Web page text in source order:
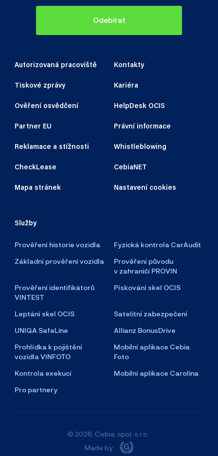
Autorizovaná pracoviště Kontakty
Tiskové zprávy Kariéra
Ověření osvědčení HelpDesk OCIS
Partner EU Právní informace
Reklamace a stížnosti Whistleblowing
CheckLease CebiaNET
Mapa stránek Nastavení cookies
Služby
Prověření historie vozidla
Fyzická kontrola CarAudit
Základní prověření vozidla
Prověření původu
v zahraničí PROVIN
Prověření identifikátorů
VINTEST
Pískování skel OCIS
Leptání skel OCIS
Satelitní zabezpečení
UNIQA SafeLine
Allianz BonusDrive
Prohlídka k pojištění
vozidla VINFOTO
Mobilní aplikace Cebia
Foto
Kontrola exekucí
Mobilní aplikace Carolina
Pro partnery
Odebírat
© 2026, Cebia, spol. s r.o.
Made by